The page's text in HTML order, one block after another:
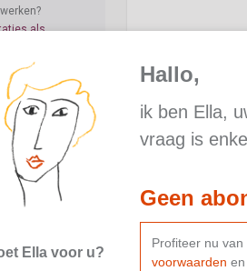
als
als werkloze
met
Dit
Ella voor u?
Hallo,
ik ben Ella,
vraag is
Geen
Profiteer nu van
voorwaarden